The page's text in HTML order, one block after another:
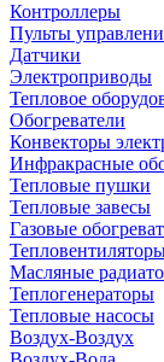
Контроллеры
Пульты
Датчики
Электроприводы
Тепловое
Обогреватели
Конвекторы
Инфракрасные
Тепловые пушки
Тепловые завесы
Газовые
Масляные
Теплогенераторы
Тепловые насосы
Воздух-Воздух